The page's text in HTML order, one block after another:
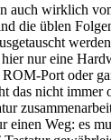
wirklich
die üblen
nur eine
Port oder
nicht
Weg: es